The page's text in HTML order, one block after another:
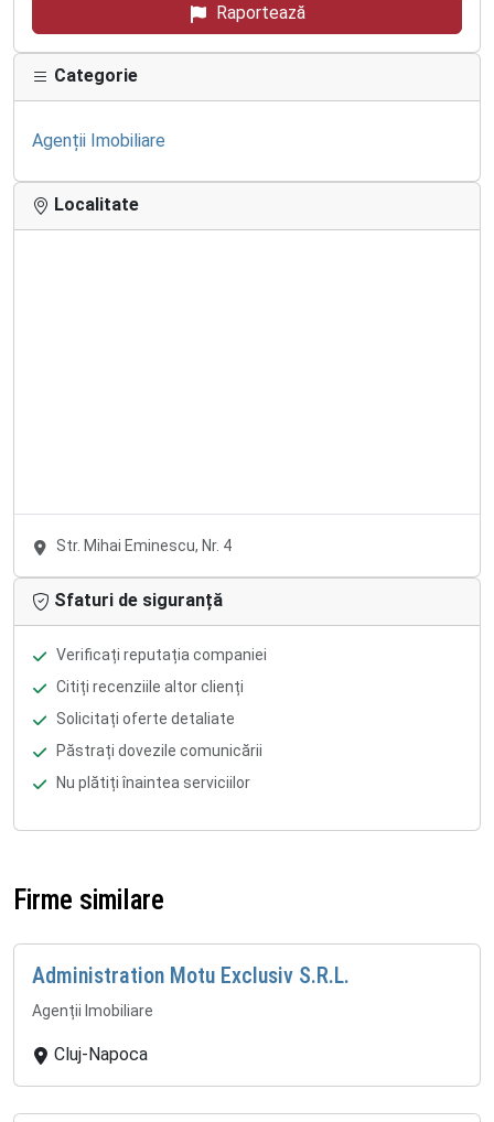
Raportează
Categorie
Agenții Imobiliare
Localitate
Str. Mihai Eminescu, Nr. 4
Sfaturi de siguranță
Verificați reputația companiei
Citiți recenziile altor clienți
Solicitați oferte detaliate
Păstrați dovezile comunicării
Nu plătiți înaintea serviciilor
Firme similare
Administration Motu Exclusiv S.R.L.
Agenții Imobiliare
Cluj-Napoca